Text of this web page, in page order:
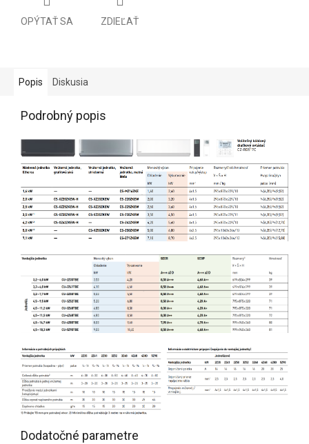
OPÝTAŤ SA ZDIEĽAŤ
Popis Diskusia
Podrobný popis
Dodatočné parametre